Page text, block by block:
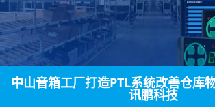
中山音箱工厂打造PTL系统改善仓库
讯鹏科技